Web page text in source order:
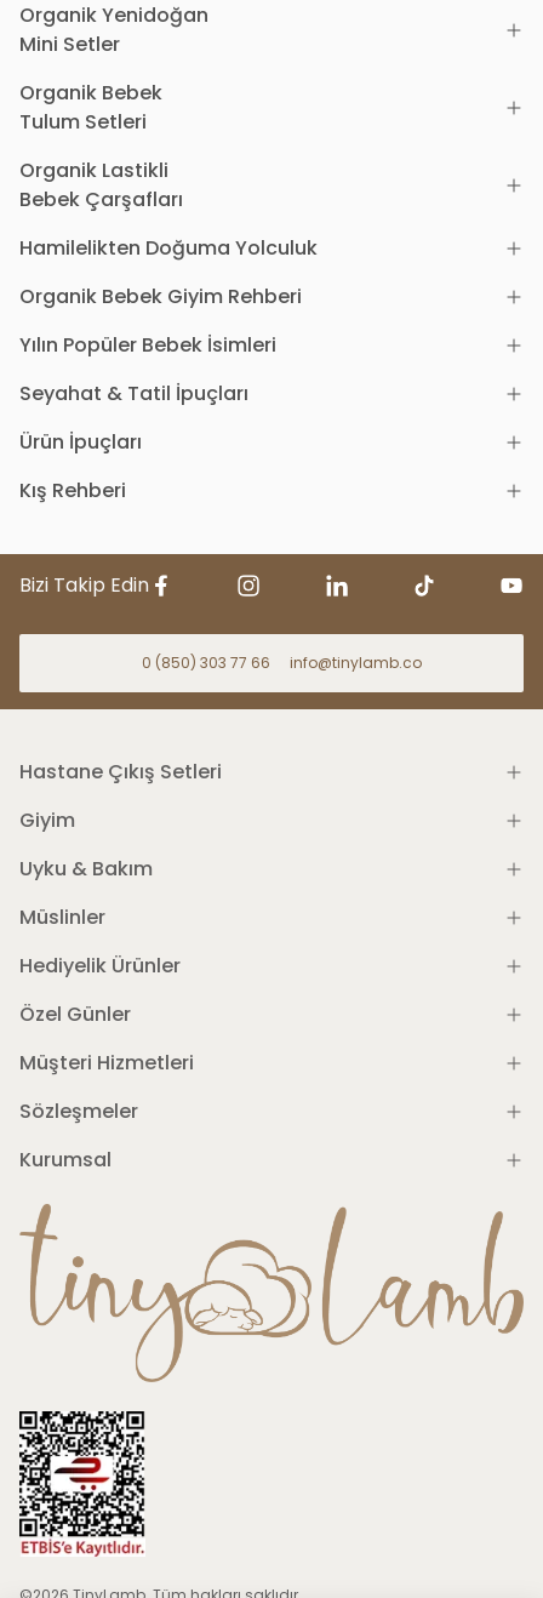
Organik Yenidoğan
Mini Setler
Organik Bebek
Tulum Setleri
Organik Lastikli
Bebek Çarşafları
Hamilelikten Doğuma Yolculuk
Organik Bebek Giyim Rehberi
Yılın Popüler Bebek İsimleri
Seyahat & Tatil İpuçları
Ürün İpuçları
Kış Rehberi
Bizi Takip Edin
0 (850) 303 77 66 info@tinylamb.co
Hastane Çıkış Setleri
Giyim
Uyku & Bakım
Müslinler
Hediyelik Ürünler
Özel Günler
Müşteri Hizmetleri
Sözleşmeler
Kurumsal